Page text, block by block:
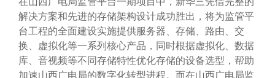
解决方案和先进的存储架构设计成功胜出，将为监管平
台工程的全面建设实施提供服务器、存储、路由、交
换、虚拟化等一系列核心产品，同时根据虚拟化、数据
库、音视频等不同存储特性优化存储的设备选型，帮助
加速山西广电局的数字化转型进程。而在山西广电局监